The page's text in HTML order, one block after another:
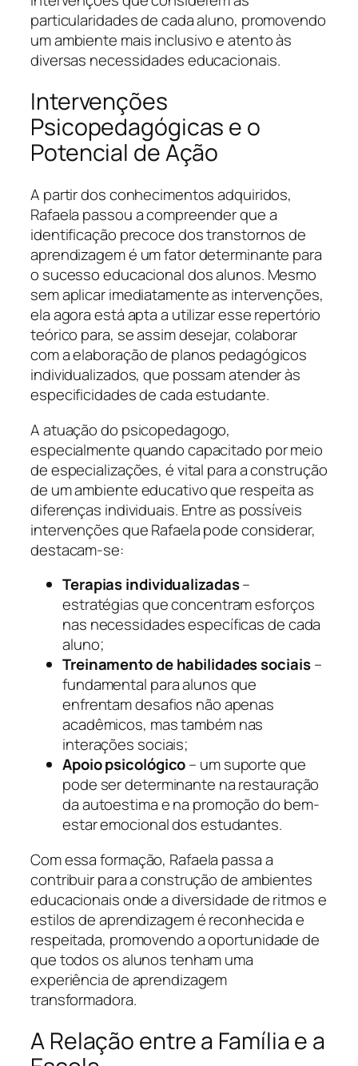
particularidades de cada aluno, promovendo
um ambiente mais inclusivo e atento às
diversas necessidades educacionais.
Intervenções
Psicopedagógicas e o
Potencial de Ação
A partir dos conhecimentos adquiridos,
Rafaela passou a compreender que a
identificação precoce dos transtornos de
aprendizagem é um fator determinante para
o sucesso educacional dos alunos. Mesmo
sem aplicar imediatamente as intervenções,
ela agora está apta a utilizar esse repertório
teórico para, se assim desejar, colaborar
com a elaboração de planos pedagógicos
individualizados, que possam atender às
especificidades de cada estudante.
A atuação do psicopedagogo,
especialmente quando capacitado por meio
de especializações, é vital para a construção
de um ambiente educativo que respeita as
diferenças individuais. Entre as possíveis
intervenções que Rafaela pode considerar,
destacam-se:
Terapias individualizadas–
estratégias que concentram esforços
nas necessidades específicas de cada
aluno;
Treinamento de habilidades sociais–
fundamental para alunos que
enfrentam desafios não apenas
acadêmicos, mas também nas
interações sociais;
Apoio psicológico– um suporte que
pode ser determinante na restauração
da autoestima e na promoção do bem-
estar emocional dos estudantes.
Com essa formação, Rafaela passa a
contribuir para a construção de ambientes
educacionais onde a diversidade de ritmos e
estilos de aprendizagem é reconhecida e
respeitada, promovendo a oportunidade de
que todos os alunos tenham uma
experiência de aprendizagem
transformadora.
A Relação entre a Família e a